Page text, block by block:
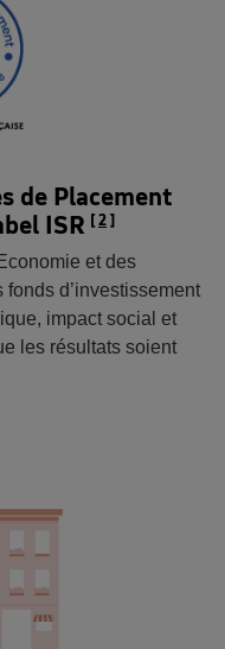
de Placement
ISR
2
et des
fonds d’investissement
impact social et
les résultats soient